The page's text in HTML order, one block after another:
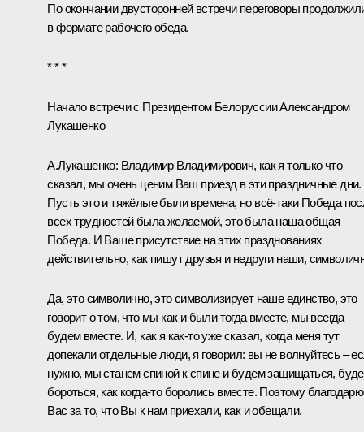
По окончании двусторонней встречи переговоры
в формате рабочего обеда.
* * *
Начало встречи с Президентом Белоруссии Александром
Лукашенко
А.Лукашенко: Владимир Владимирович, как я только что
сказал, мы очень ценим Ваш приезд в эти праздничные дни.
Пусть это и тяжёлые были времена, но всё‑таки Победа
всех трудностей была желаемой, это была наша общая
Победа. И Ваше присутствие на этих празднованиях
действительно, как пишут друзья и недруги наши,
Да, это символично, это символизирует наше единство, это
говорит о том, что мы как и были тогда вместе, мы всегда
будем вместе. И, как я как‑то уже сказал, когда меня тут
допекали отдельные люди, я говорил: вы не волнуйтесь –
нужно, мы станем спиной к спине и будем защищаться,
бороться, как когда‑то боролись вместе. Поэтому благодарю
Вас за то, что Вы к нам приехали, как и обещали.